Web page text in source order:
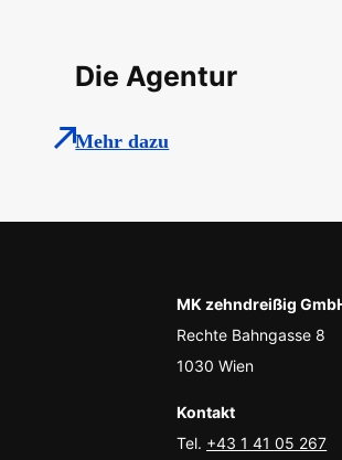
Die Agentur
Mehr dazu
MK zehndreißig
Rechte Bahngasse 8
1030 Wien
Kontakt
Tel. +43 1 41 05 267